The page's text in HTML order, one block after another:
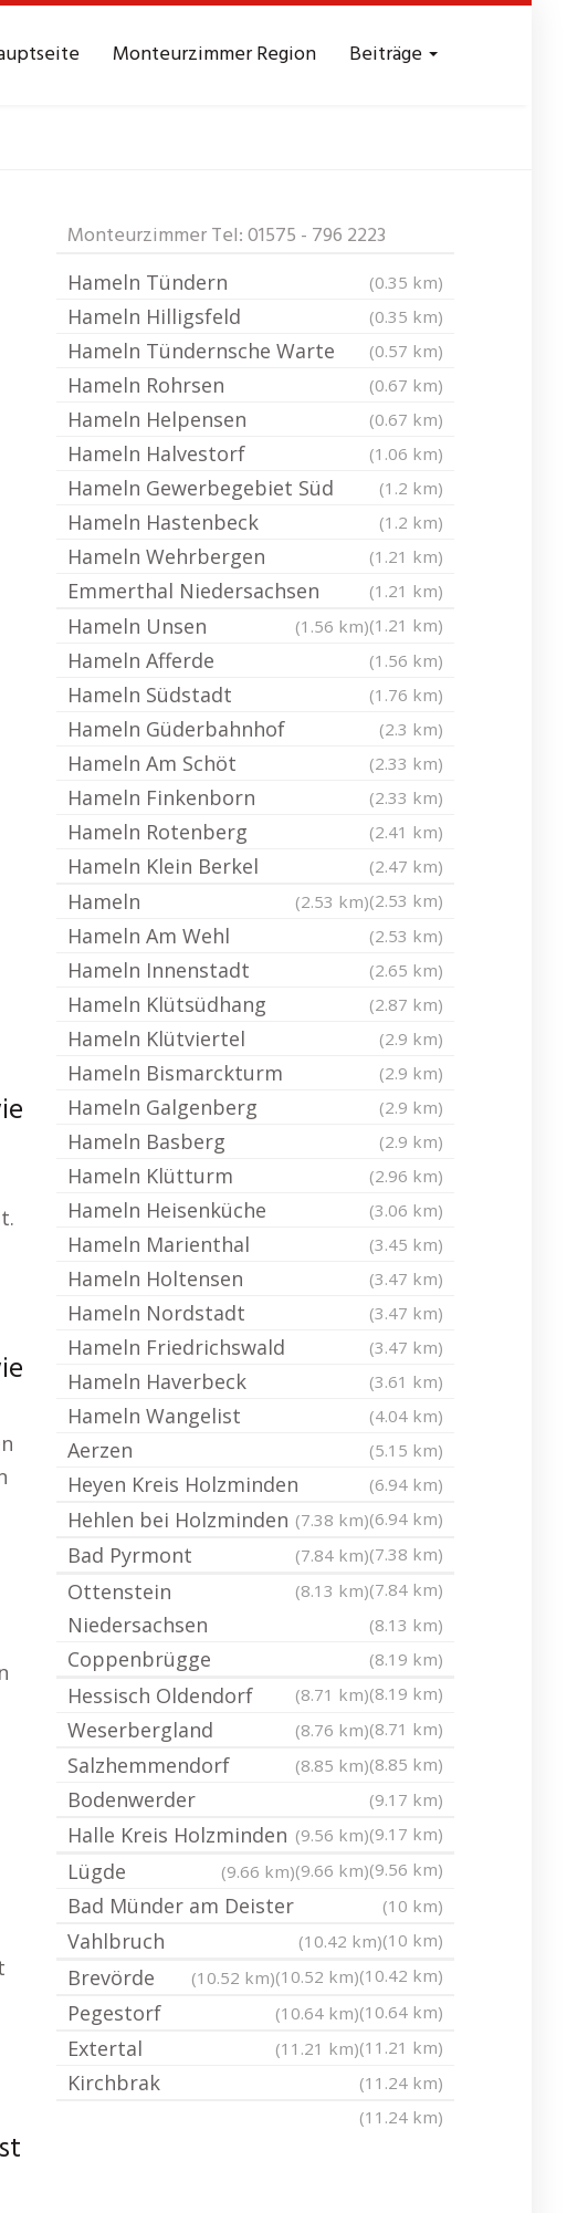
Monteurzimmer Region Beiträge
Monteurzimmer Tel: 01575 - 796 2223
Hameln Tündern (0.35 km)
Hameln Hilligsfeld (0.35 km)
Hameln Tündernsche Warte (0.57 km)
Hameln Rohrsen (0.67 km)
Hameln Helpensen (0.67 km)
Hameln Halvestorf (1.06 km)
Hameln Gewerbegebiet Süd (1.2 km)
Hameln Hastenbeck (1.2 km)
Hameln Wehrbergen (1.21 km)
Emmerthal Niedersachsen
(1.21 km)
(1.21 km)
Hameln Unsen (1.56 km)
Hameln Afferde (1.56 km)
Hameln Südstadt (1.76 km)
Hameln Güderbahnhof (2.3 km)
Hameln Am Schöt (2.33 km)
Hameln Finkenborn (2.33 km)
Hameln Rotenberg (2.41 km)
Hameln Klein Berkel
(2.47 km)
(2.53 km)
Hameln (2.53 km)
Hameln Am Wehl (2.53 km)
Hameln Innenstadt (2.65 km)
Hameln Klütsüdhang (2.87 km)
Hameln Klütviertel (2.9 km)
Hameln Bismarckturm (2.9 km)
Hameln Galgenberg (2.9 km)
Hameln Basberg (2.9 km)
Hameln Klütturm (2.96 km)
Hameln Heisenküche (3.06 km)
Hameln Marienthal (3.45 km)
Hameln Holtensen (3.47 km)
Hameln Nordstadt (3.47 km)
Hameln Friedrichswald (3.47 km)
Hameln Haverbeck (3.61 km)
Hameln Wangelist (4.04 km)
Aerzen (5.15 km)
Heyen Kreis Holzminden
(6.94 km)
(6.94 km)
Hehlen bei Holzminden (7.38 km)
(7.38 km)
Bad Pyrmont
(7.84 km)
(7.84 km)
(8.13 km)
Ottenstein
Niedersachsen
(8.13 km)
Coppenbrügge
(8.19 km)
(8.19 km)
(8.71 km)
Hessisch Oldendorf
(8.71 km)
Weserbergland
(8.76 km)
(8.85 km)
Salzhemmendorf (8.85 km)
Bodenwerder
(9.17 km)
(9.17 km)
Halle Kreis Holzminden (9.56 km)
(9.56 km)
(9.66 km)
Lügde (9.66 km)
Bad Münder am Deister
(10 km)
(10 km)
Vahlbruch
(10.42 km)
(10.42 km)
(10.52 km)
Brevörde
(10.52 km)
(10.64 km)
Pegestorf
(10.64 km)
(11.21 km)
Extertal (11.21 km)
Kirchbrak
(11.24 km)
(11.24 km)